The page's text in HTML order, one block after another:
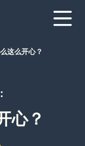
这么开心？
心？